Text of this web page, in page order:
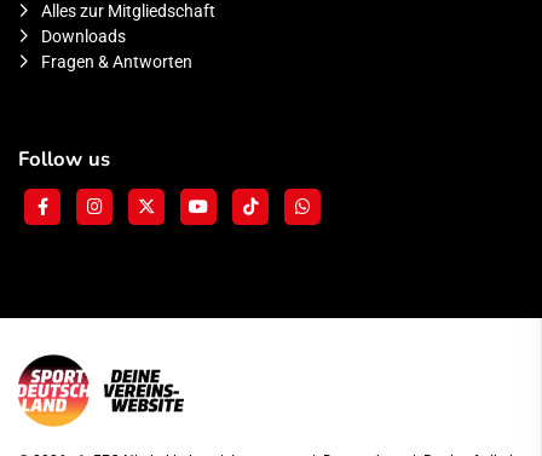
Alles zur Mitgliedschaft
Downloads
Fragen & Antworten
Follow us